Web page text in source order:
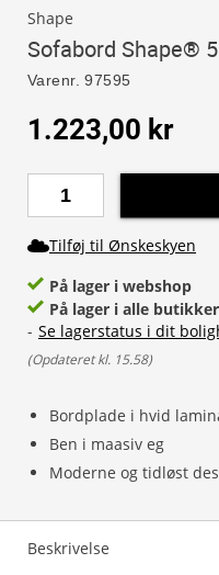
Shape
Sofabord Shape®
Varenr. 97595
Bordplade i hvid
Ben i maasiv eg
Moderne og tidløst
1.223,00 kr
Tilføj til Ønskeskyen
På lager i webshop
På lager i alle butikker
- Se lagerstatus i dit
(Opdateret kl. 15.58)
Beskrivelse